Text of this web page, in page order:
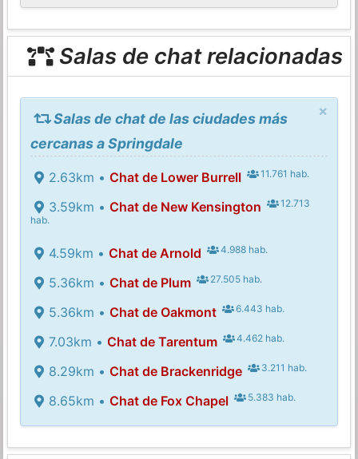
Salas de chat relacionadas
×
Salas de chat de las ciudades más
cercanas a Springdale
2.63km • Chat de Lower Burrell 11.761 hab.
3.59km • Chat de New Kensington
12.713
hab.
4.59km • Chat de Arnold 4.988 hab.
5.36km • Chat de Plum 27.505 hab.
5.36km • Chat de Oakmont 6.443 hab.
7.03km • Chat de Tarentum 4.462 hab.
8.29km • Chat de Brackenridge 3.211 hab.
8.65km • Chat de Fox Chapel 5.383 hab.